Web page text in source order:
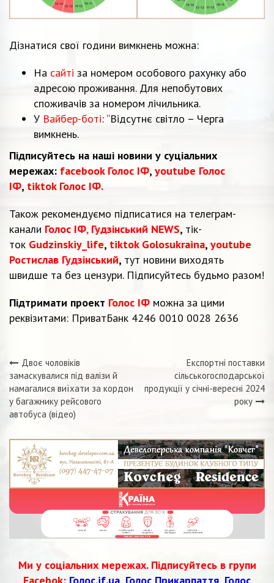
Дізнатися свої години вимкнень можна:
На сайті за номером особового рахунку або
адресою проживання. Для непобутових
споживачів за номером лічильника.
У Вайбер-боті: “Відсутнє світло – Черга
вимкнень.
Підписуйтесь на наші новини у суціальних
мережах: facebook Голос ІФ, youtube Голос
ІФ, tiktok Голос ІФ.
Також рекомендуємо підписатися на телеграм-
канали Голос ІФ, Гудзінський NEWS, тік-
ток Gudzinskiy_life, tiktok Golosukraina, youtube
Ростислав Гудзінський, тут новини виходять
швидше та без цензури. Підписуйтесь будьмо разом!
Підтримати проект Голос ІФ можна за цими
реквізитами: ПриватБанк 4246 0010 0028 2636
Навігація
записів
Двоє чоловіків
замаскувалися під валізи й
намагалися виїхати за кордон
у багажнику рейсового
автобуса (відео)
Експортні поставки
сільськогосподарської
продукції у січні-вересні 2024
року
Ми у соціальних мережах. Підписуйтесь в групи
Facebok: Голос.if.ua Голос Прикарпаття Голос